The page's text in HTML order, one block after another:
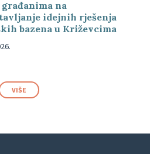
na
idejnih rješenja
bazena u Križevcima
VIŠE